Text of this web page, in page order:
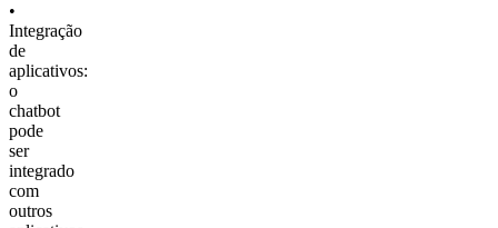
•
Integração
de
aplicativos:
o
chatbot
pode
ser
integrado
com
outros